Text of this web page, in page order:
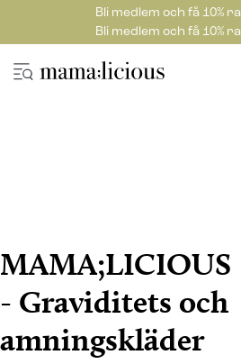
Bli medlem och få 10%
Bli medlem och få 10%
MAMA;LICIOUS
- Graviditets och
amningskläder